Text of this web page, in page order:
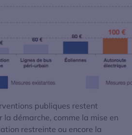
publiques restent
la démarche, comme la mise en
restreinte ou encore la